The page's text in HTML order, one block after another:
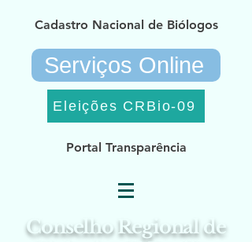
Cadastro Nacional de Biólogos
Serviços Online
Eleições CRBio-09
Portal Transparência
Conselho Regional de